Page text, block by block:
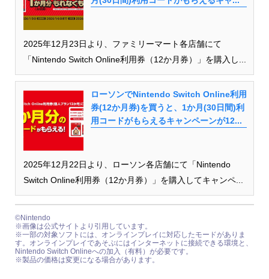
2025年12月23日より、ファミリーマート各店舗にて
「Nintendo Switch Online利用券（12か月券）」を購入し...
ローソンでNintendo Switch Online利用
券(12か月券)を買うと、1か月(30日間)利
用コードがもらえるキャンペーンが12...
2025年12月22日より、ローソン各店舗にて「Nintendo
Switch Online利用券（12か月券）」を購入してキャンペ...
©︎Nintendo
※画像は公式サイトより引用しています。
※一部の対象ソフトには、オンラインプレイに対応したモードがありま
す。オンラインプレイであそぶにはインターネットに接続できる環境と、
Nintendo Switch Onlineへの加入（有料）が必要です。
※製品の価格は変更になる場合があります。